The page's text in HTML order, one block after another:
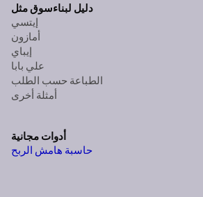
دليل لبناءسوق مثل
إيتسي
أمازون
إيباي
علي بابا
الطباعة حسب الطلب
أمثلة أخرى
أدوات مجانية
حاسبة هامش الربح